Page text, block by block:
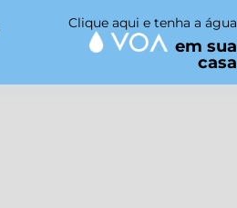
Clique aqui e tenha a água
em sua
casa